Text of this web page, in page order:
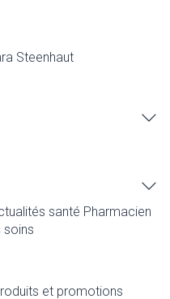
Steenhaut
santé Pharmacien
soins
et promotions